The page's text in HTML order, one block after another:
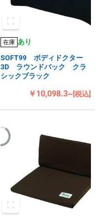
在庫 あり
SOFT99 ボディドクター
3D ラウンドバック クラ
シックブラック
￥10,098.3~[税込]